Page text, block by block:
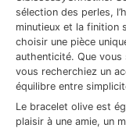
sélection des perles,
minutieux et la finition
choisir une pièce
authenticité. Que
vous recherchiez un
équilibre entre
Le bracelet olive est
plaisir à une amie, un